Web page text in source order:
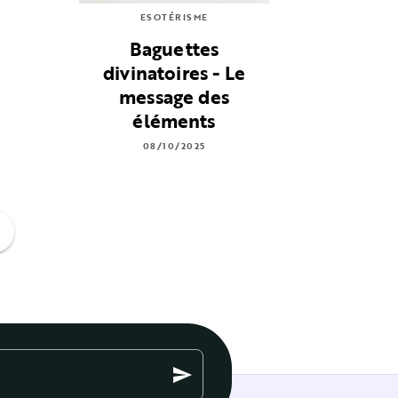
ESOTÉRISME
Baguettes
divinatoires - Le
message des
éléments
08/10/2025
send